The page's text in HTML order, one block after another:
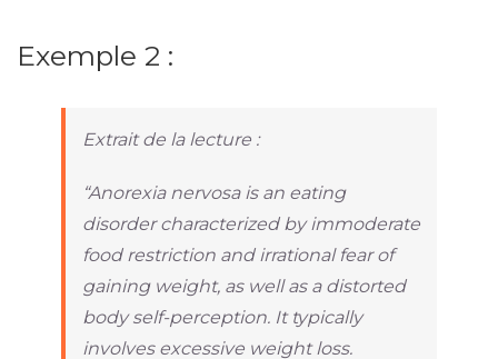
Exemple 2 :
Extrait de la lecture :
“Anorexia nervosa is an eating
disorder characterized by immoderate
food restriction and irrational fear of
gaining weight, as well as a distorted
body self-perception. It typically
involves excessive weight loss.